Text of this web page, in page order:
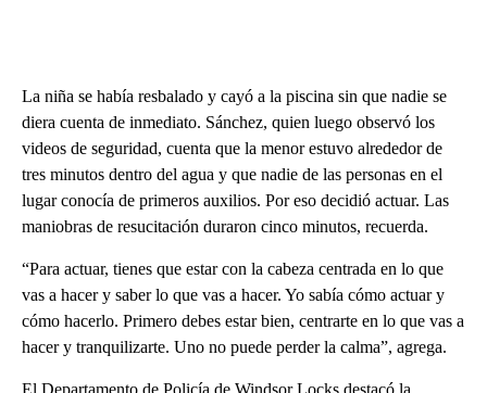
La niña se había resbalado y cayó a la piscina sin que nadie se
diera cuenta de inmediato. Sánchez, quien luego observó los
videos de seguridad, cuenta que la menor estuvo alrededor de
tres minutos dentro del agua y que nadie de las personas en el
lugar conocía de primeros auxilios. Por eso decidió actuar. Las
maniobras de resucitación duraron cinco minutos, recuerda.
“Para actuar, tienes que estar con la cabeza centrada en lo que
vas a hacer y saber lo que vas a hacer. Yo sabía cómo actuar y
cómo hacerlo. Primero debes estar bien, centrarte en lo que vas a
hacer y tranquilizarte. Uno no puede perder la calma”, agrega.
El Departamento de Policía de Windsor Locks destacó la